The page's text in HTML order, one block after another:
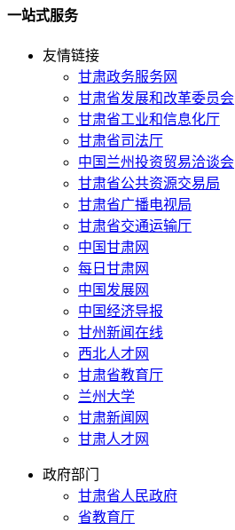
一站式服务
友情链接
甘肃政务服务网
甘肃省发展和改革委员会
甘肃省工业和信息化厅
甘肃省司法厅
中国兰州投资贸易洽谈会
甘肃省公共资源交易局
甘肃省广播电视局
甘肃省交通运输厅
中国甘肃网
每日甘肃网
中国发展网
中国经济导报
甘州新闻在线
西北人才网
甘肃省教育厅
兰州大学
甘肃新闻网
甘肃人才网
政府部门
甘肃省人民政府
省教育厅